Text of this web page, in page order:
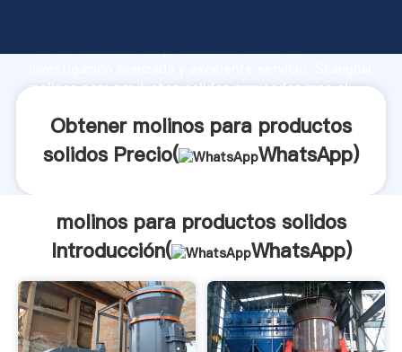
fuerte capacidad de producción, fuerza de
molinos para productos solidos proveedor crea el
Obtener molinos para productos
solidos Precio(
WhatsApp)
molinos para productos solidos
Introducción(
WhatsApp)